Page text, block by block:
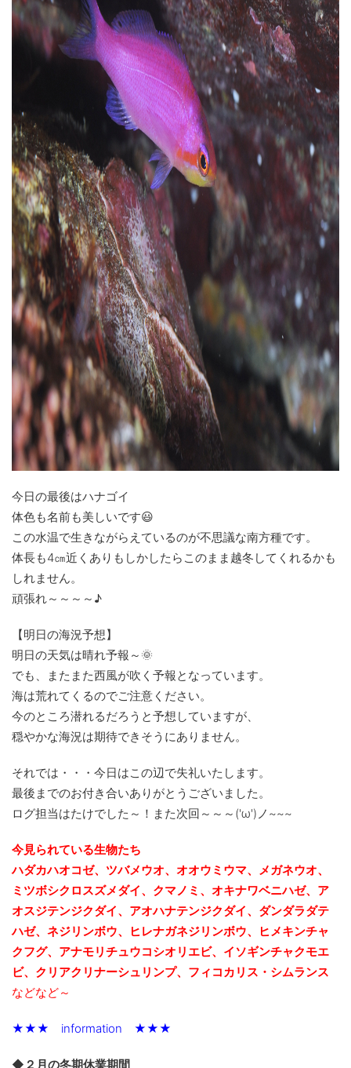
今日の最後はハナゴイ
体色も名前も美しいです😃
この水温で生きながらえているのが不思議な南方種です。
体長も4㎝近くありもしかしたらこのまま越冬してくれるかも
しれません。
頑張れ～～～～♪
【明日の海況予想】
明日の天気は晴れ予報～🌞
でも、またまた西風が吹く予報となっています。
海は荒れてくるのでご注意ください。
今のところ潜れるだろうと予想していますが、
穏やかな海況は期待できそうにありません。
それでは・・・今日はこの辺で失礼いたします。
最後までのお付き合いありがとうございました。
ログ担当はたけでした～！また次回～～～('ω')ノ~~~
今見られている生物たち
ハダカハオコゼ、ツバメウオ、オオウミウマ、メガネウオ、
ミツボシクロスズメダイ、クマノミ、オキナワベニハゼ、ア
オスジテンジクダイ、 アオハナテンジクダイ、ダンダラダテ
ハゼ、ネジリンボウ、ヒレナガネジリンボウ、ヒメキンチャ
クフグ、アナモリチュウコシオリエビ、 イソギンチャクモエ
ビ、クリアクリナーシュリンプ、フィコカリス・シムランス
などなど～
★★★ information ★★★
◆２月の冬期休業期間